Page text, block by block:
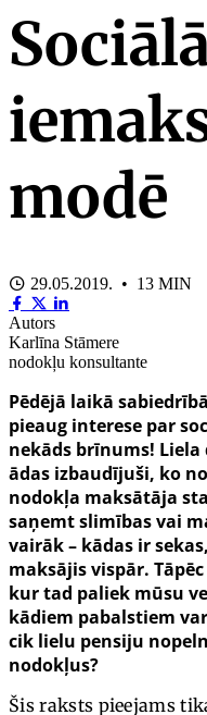
modē
29.05.2019. • 13 MIN
Autors
Karlīna Stāmere
nodokļu konsultante
Pēdējā laikā
pieaug interese par
nekāds brīnums!
ādas izbaudījuši, ko
nodokļa maksātāja
saņemt slimības vai
vairāk – kādas ir
maksājis vispār.
kur tad paliek mūsu
kādiem pabalstiem
cik lielu pensiju
nodokļus?
Šis raksts pieejams